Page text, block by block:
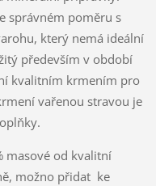
správném poměru s
který nemá ideální
především v období
kvalitním krmením pro
vařenou stravou je
masové od kvalitní
možno přidat ke